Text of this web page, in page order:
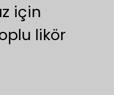
için
likör